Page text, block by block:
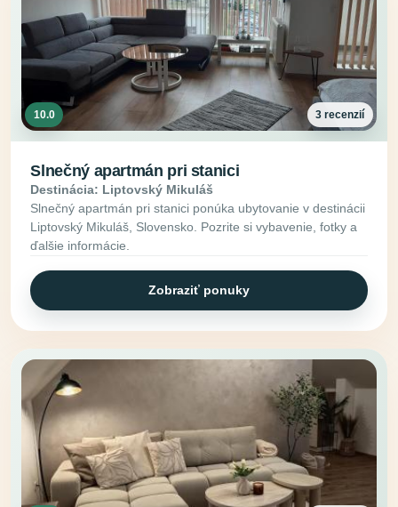
10.0 3 recenzií
Slnečný apartmán pri stanici
Destinácia: Liptovský Mikuláš
Slnečný apartmán pri stanici ponúka ubytovanie v destinácii
Liptovský Mikuláš, Slovensko. Pozrite si vybavenie, fotky a
ďalšie informácie.
Zobraziť ponuky